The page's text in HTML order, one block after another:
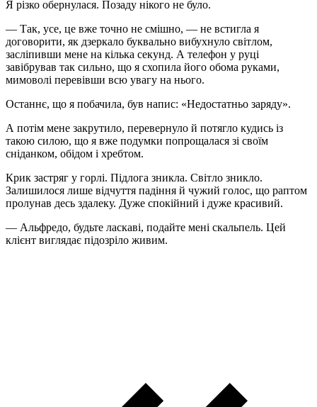
Я різко обернулася. Позаду нікого не було.
— Так, усе, це вже точно не смішно, — не встигла я
договорити, як дзеркало буквально вибухнуло світлом,
засліпивши мене на кілька секунд. А телефон у руці
завібрував так сильно, що я схопила його обома руками,
мимоволі перевівши всю увагу на нього.
Останнє, що я побачила, був напис: «Недостатньо заряду».
А потім мене закрутило, перевернуло й потягло кудись із
такою силою, що я вже подумки попрощалася зі своїм
сніданком, обідом і хребтом.
Крик застряг у горлі. Підлога зникла. Світло зникло.
Залишилося лише відчуття падіння й чужий голос, що раптом
пролунав десь здалеку. Дуже спокійний і дуже красивий.
— Альфредо, будьте ласкаві, подайте мені скальпель. Цей
клієнт виглядає підозріло живим.